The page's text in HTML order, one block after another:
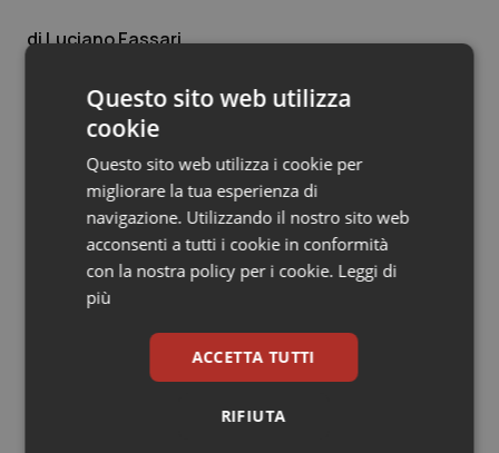
Salute orale & impianti
Sangue & coagulazione
Tiroide
Tumore al seno
Tumore ovarico
Tumori del Polmone & Testa Collo
Tumori gastrointestinali
Ulcera & Reflusso
Luciano Fassari
© Riproduzione riservata
Potrebbe interessarti in
al numero 1500 dal 22 giugno.
Questo sito web utilizza
cookie
Questo sito web utilizza i cookie per
migliorare la tua esperienza di
navigazione. Utilizzando il nostro sito web
acconsenti a tutti i cookie in conformità
con la nostra policy per i cookie. Leggi di
più
ACCETTA TUTTI
RIFIUTA